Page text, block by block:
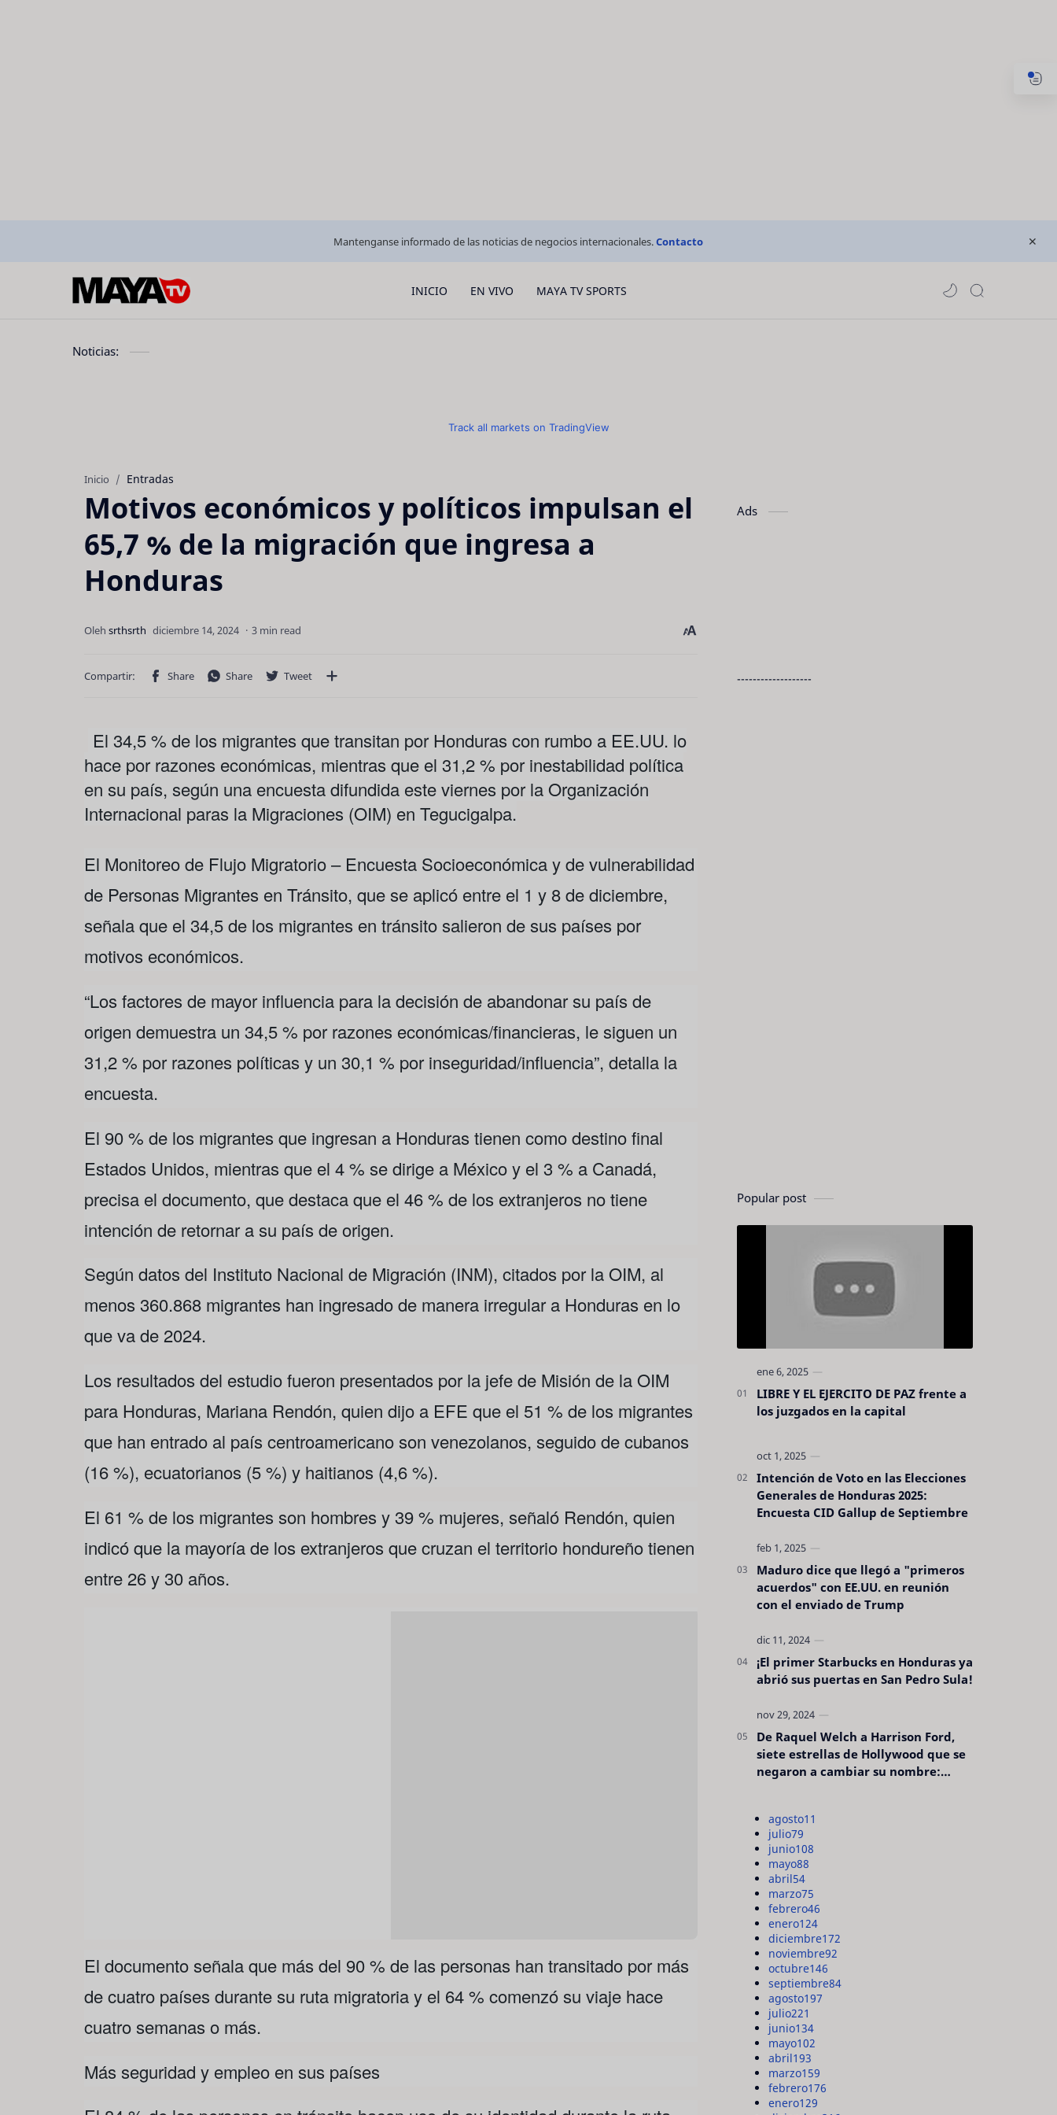
Mantenganse informado de las noticias de negocios internacionales.Contacto
INICIO EN VIVO MAYA TV SPORTS
Noticias:
Track all markets on TradingView
Inicio Entradas
Motivos económicos y políticos impulsan el
65,7 % de la migración que ingresa a
Honduras
3 min read
El 34,5 % de los migrantes que transitan por Honduras con rumbo a EE.UU. lo
hace por razones económicas, mientras que el 31,2 % por inestabilidad política
en su país, según una encuesta difundida este viernes por la Organización
Internacional paras la Migraciones (OIM) en Tegucigalpa.
El Monitoreo de Flujo Migratorio – Encuesta Socioeconómica y de vulnerabilidad
de Personas Migrantes en Tránsito, que se aplicó entre el 1 y 8 de diciembre,
señala que el 34,5 de los migrantes en tránsito salieron de sus países por
motivos económicos.
“Los factores de mayor influencia para la decisión de abandonar su país de
origen demuestra un 34,5 % por razones económicas/financieras, le siguen un
31,2 % por razones políticas y un 30,1 % por inseguridad/influencia”, detalla la
encuesta.
El 90 % de los migrantes que ingresan a Honduras tienen como destino final
Estados Unidos, mientras que el 4 % se dirige a México y el 3 % a Canadá,
precisa el documento, que destaca que el 46 % de los extranjeros no tiene
intención de retornar a su país de origen.
Según datos del Instituto Nacional de Migración (INM), citados por la OIM, al
menos 360.868 migrantes han ingresado de manera irregular a Honduras en lo
que va de 2024.
Los resultados del estudio fueron presentados por la jefe de Misión de la OIM
para Honduras, Mariana Rendón, quien dijo a EFE que el 51 % de los migrantes
que han entrado al país centroamericano son venezolanos, seguido de cubanos
(16 %), ecuatorianos (5 %) y haitianos (4,6 %).
El 61 % de los migrantes son hombres y 39 % mujeres, señaló Rendón, quien
indicó que la mayoría de los extranjeros que cruzan el territorio hondureño tienen
entre 26 y 30 años.
El documento señala que más del 90 % de las personas han transitado por más
de cuatro países durante su ruta migratoria y el 64 % comenzó su viaje hace
cuatro semanas o más.
Más seguridad y empleo en sus países
Ads
-------------------
Popular post
LIBRE Y EL EJERCITO DE PAZ frente a
los juzgados en la capital
Intención de Voto en las Elecciones
Generales de Honduras 2025:
Encuesta CID Gallup de Septiembre
Maduro dice que llegó a "primeros
acuerdos" con EE.UU. en reunión
con el enviado de Trump
¡El primer Starbucks en Honduras ya
abrió sus puertas en San Pedro Sula!
De Raquel Welch a Harrison Ford,
siete estrellas de Hollywood que se
negaron a cambiar su nombre:
agosto11
julio79
junio108
mayo88
abril54
marzo75
febrero46
enero124
diciembre172
noviembre92
octubre146
septiembre84
agosto197
julio221
junio134
mayo102
abril193
marzo159
febrero176
enero129